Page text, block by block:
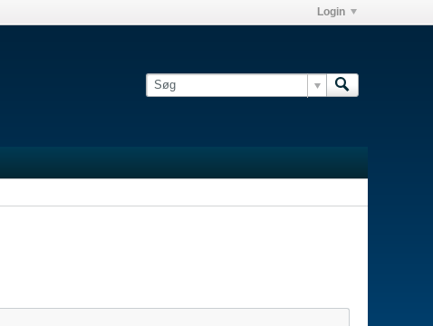
Login